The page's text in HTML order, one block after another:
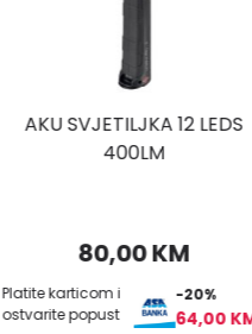
AKU-RUČNA SVJETILJKA WB
1000 ALA POWERBANK
23,59 KM
36,99 KM
Platite karticom i
ostvarite popust
-10%
21,23 KM